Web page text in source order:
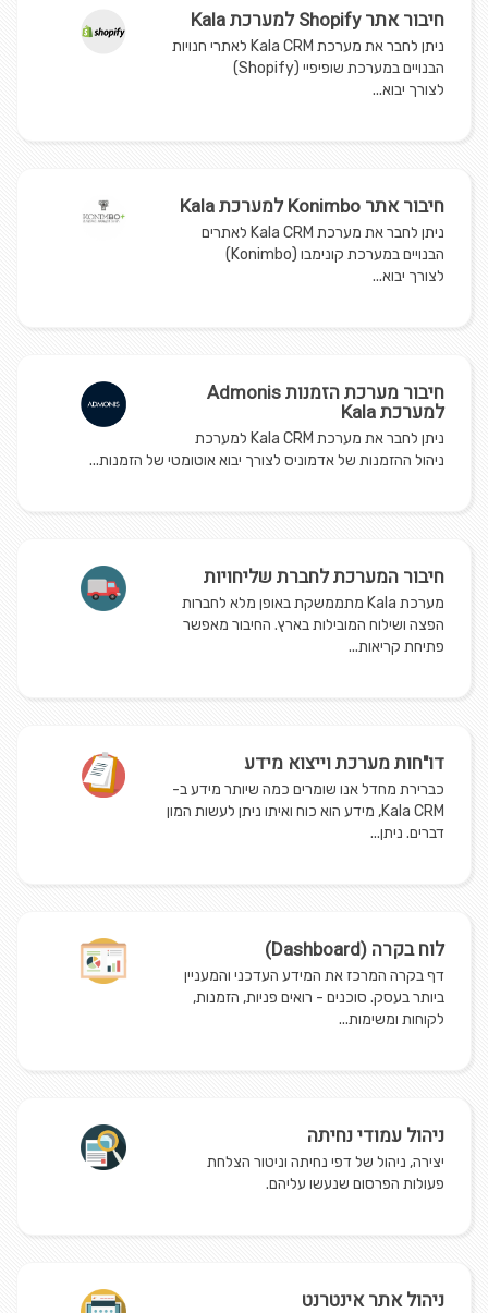
חיבור אתר Shopify למערכת Kala
ניתן לחבר את מערכת Kala CRM לאתרי חנויות
הבנויים במערכת שופיפיי (Shopify)
לצורך יבוא...
חיבור אתר Konimbo למערכת Kala
ניתן לחבר את מערכת Kala CRM לאתרים
הבנויים במערכת קונימבו (Konimbo)
לצורך יבוא...
חיבור מערכת הזמנות Admonis
למערכת Kala
ניתן לחבר את מערכת Kala CRM למערכת
ניהול ההזמנות של אדמוניס לצורך יבוא אוטומטי של הזמנות...
חיבור המערכת לחברת שליחויות
מערכת Kala מתממשקת באופן מלא לחברות
הפצה ושילוח המובילות בארץ. החיבור מאפשר
פתיחת קריאות...
דו"חות מערכת וייצוא מידע
כברירת מחדל אנו שומרים כמה שיותר מידע ב-
Kala CRM, מידע הוא כוח ואיתו ניתן לעשות המון
דברים. ניתן...
לוח בקרה (Dashboard)
דף בקרה המרכז את המידע העדכני והמעניין
ביותר בעסק. סוכנים - רואים פניות, הזמנות,
לקוחות ומשימות...
ניהול עמודי נחיתה
יצירה, ניהול של דפי נחיתה וניטור הצלחת
פעולות הפרסום שנעשו עליהם.
ניהול אתר אינטרנט